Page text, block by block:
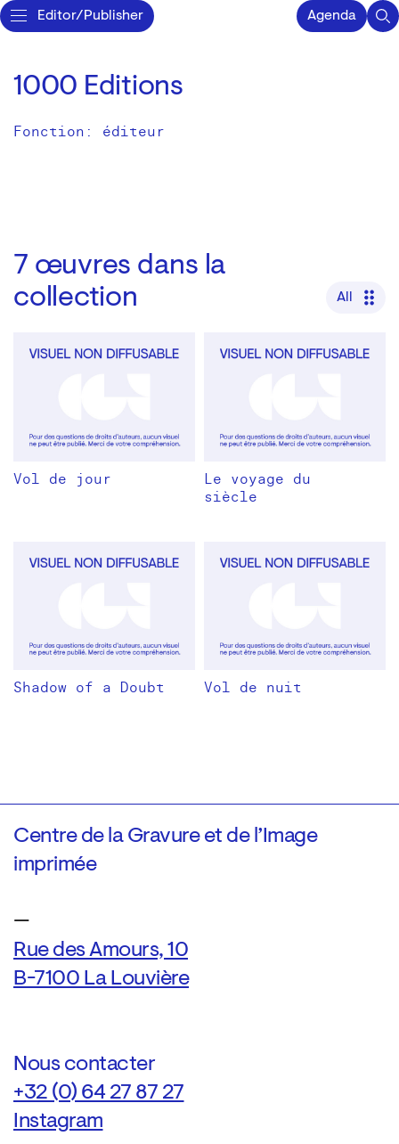
Editor/Publisher Agenda
1000 Editions
Fonction: éditeur
7 œuvres dans la
collection
All
Vol de jour
Le voyage du
siècle
Shadow of a Doubt Vol de nuit
Centre de la Gravure et de l’Image
imprimée
—
Rue des Amours, 10
B-7100 La Louvière
Nous contacter
+32 (0) 64 27 87 27
Instagram